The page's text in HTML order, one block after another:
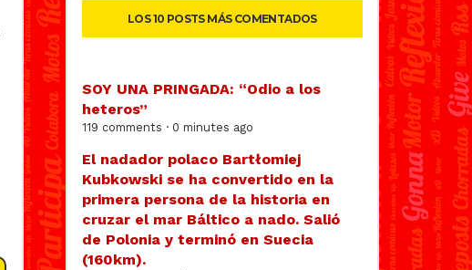
LOS 10 POSTS MÁS COMENTADOS
SOY UNA PRINGADA: “Odio a los
heteros”
119 comments · 0 minutes ago
El nadador polaco Bartłomiej
Kubkowski se ha convertido en la
primera persona de la historia en
cruzar el mar Báltico a nado. Salió
de Polonia y terminó en Suecia
(160km).